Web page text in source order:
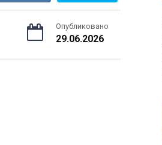
Опубликовано
29.06.2026